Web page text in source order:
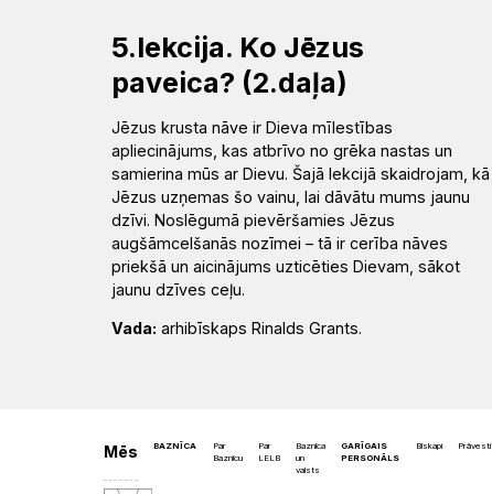
5.lekcija. Ko Jēzus
paveica? (2.daļa)
Jēzus krusta nāve ir Dieva mīlestības
apliecinājums, kas atbrīvo no grēka nastas un
samierina mūs ar Dievu. Šajā lekcijā skaidrojam, kā
Jēzus uzņemas šo vainu, lai dāvātu mums jaunu
dzīvi. Noslēgumā pievēršamies Jēzus
augšāmcelšanās nozīmei – tā ir cerība nāves
priekšā un aicinājums uzticēties Dievam, sākot
jaunu dzīves ceļu.
Vada: arhibīskaps Rinalds Grants.
Mēs BAZNĪCA
Par
Baznīcu
Par
LELB
Baznīca
un
valsts
GARĪGAIS
PERSONĀLS
Bīskapi Prāvesti